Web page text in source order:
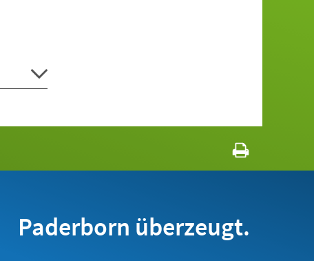
Paderborn überzeugt.